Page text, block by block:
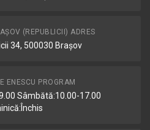
(REPUBLICII) ADRES
34, 500030 Brașov
ENESCU PROGRAM
Sâmbătă:10.00-17.00